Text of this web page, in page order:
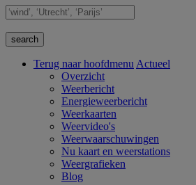
Terug naar hoofdmenu Actueel
Overzicht
Weerbericht
Energieweerbericht
Weerkaarten
Weervideo's
Weerwaarschuwingen
Nu kaart en weerstations
Weergrafieken
Blog